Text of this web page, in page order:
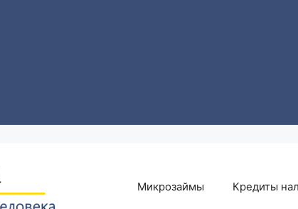
Микрозаймы Кредиты